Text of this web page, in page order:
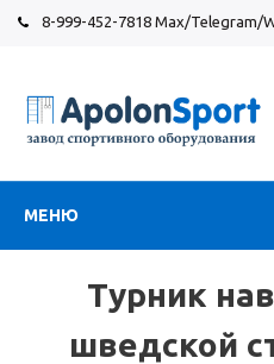
8-999-452-7818 Max/Telegram/
МЕНЮ
Турник
шведской